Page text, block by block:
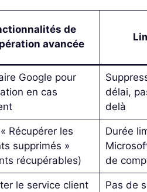
de
avancée
Google pour
en cas
délai,
delà
Récupérer les
supprimés »
récupérables)
Durée
de
le service client
Pas de